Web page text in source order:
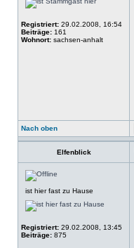
Registriert: 29.02.2008, 16:54
Beiträge: 161
Wohnort: sachsen-anhalt
Nach oben
Elfenblick
ist hier fast zu Hause
Registriert: 29.02.2008, 13:45
Beiträge: 875